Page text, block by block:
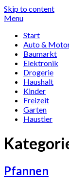
Skip to content
Menu
Start
Auto &
Baumarkt
Elektronik
Drogerie
Haushalt
Kinder
Freizeit
Garten
Haustier
Pfannen